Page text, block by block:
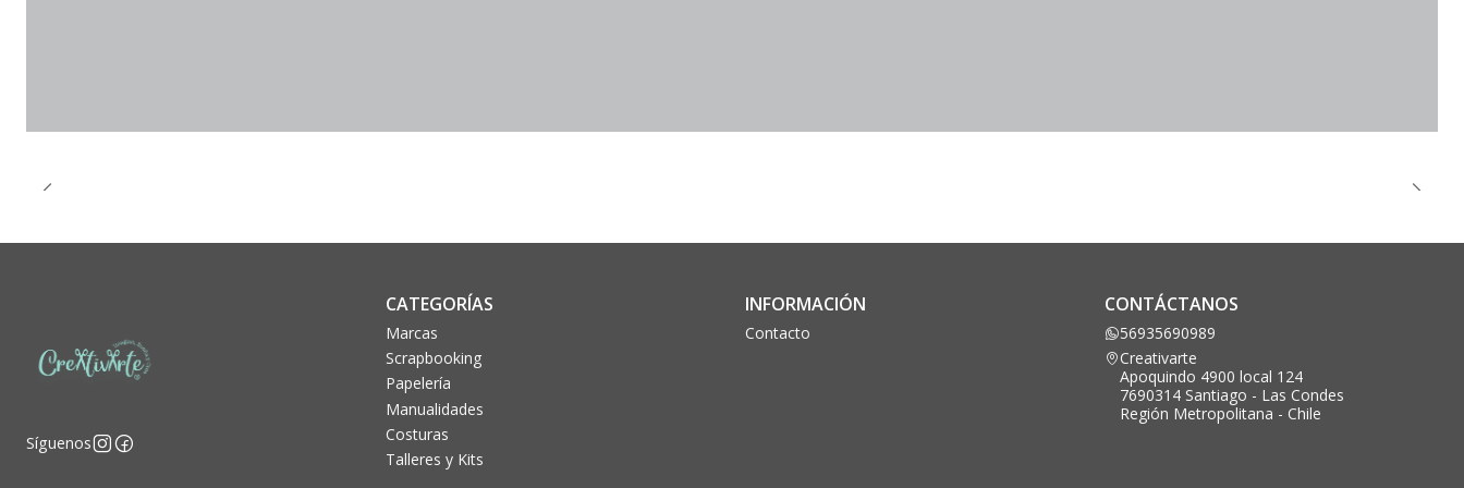
Síguenos
CATEGORÍAS
Marcas
Scrapbooking
Papelería
Manualidades
Costuras
Talleres y Kits
INFORMACIÓN
Contacto
CONTÁCTANOS
56935690989
Creativarte
Apoquindo 4900 local 124
7690314 Santiago - Las Condes
Región Metropolitana - Chile